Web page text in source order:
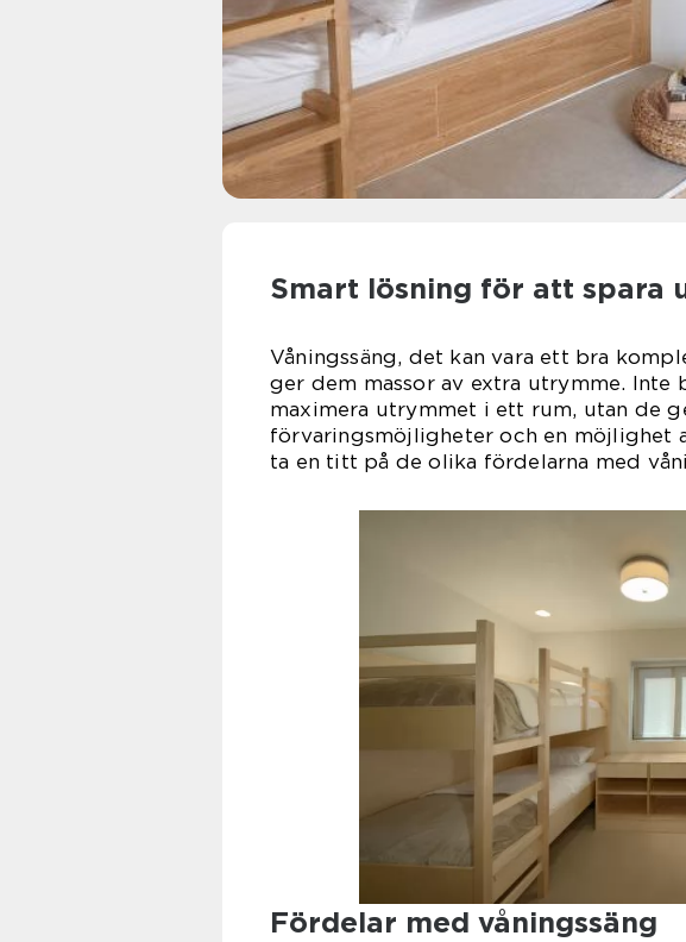
Smart lösning för att spara
Våningssäng, det kan vara ett bra
ger dem massor av extra utrymme. Inte
maximera utrymmet i ett rum, utan de
förvaringsmöjligheter och en möjlighet
ta en titt på de olika fördelarna med
Fördelar med våningssäng